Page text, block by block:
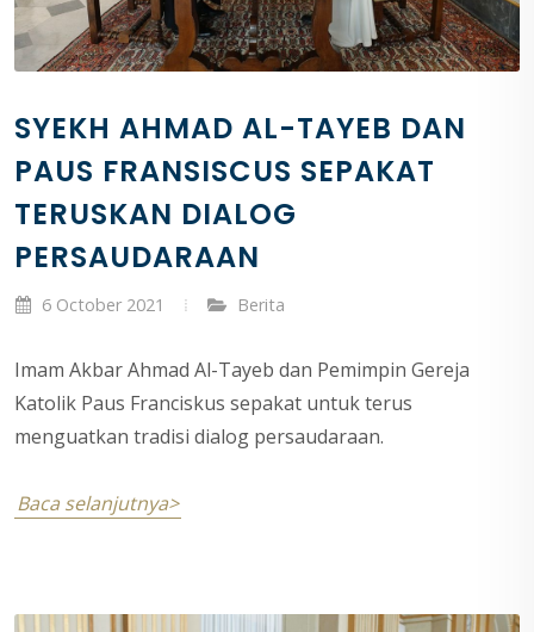
SYEKH AHMAD AL-TAYEB DAN
PAUS FRANSISCUS SEPAKAT
TERUSKAN DIALOG
PERSAUDARAAN
6 October 2021 Berita
Imam Akbar Ahmad Al-Tayeb dan Pemimpin Gereja
Katolik Paus Franciskus sepakat untuk terus
menguatkan tradisi dialog persaudaraan.
Baca selanjutnya>